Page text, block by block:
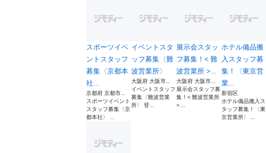
スポーツイベ
ントスタッフ
募集〈京都本
社...
京都府 京都市...
スポーツイベント
スタッフ募集〈京
都本社〉 ...
イベントスタ
ッフ募集〈難
波営業所〉
大阪府 大阪市...
イベントスタッフ
募集〈難波営業
所〉 登...
展示会スタッ
フ募集！< 難
波営業所 >...
大阪府 大阪市...
展示会スタッフ募
集！< 難波営業所
> ...
ホテル備品搬
入スタッフ募
集！〈東京営
業...
新宿区
ホテル備品搬入ス
タッフ募集！〈東
京営業所〉 ...